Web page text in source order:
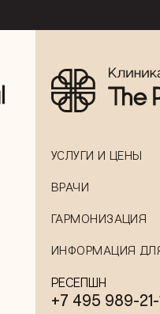
УСЛУГИ И ЦЕНЫ
ВРАЧИ
ГАРМОНИЗАЦИЯ
ИНФОРМАЦИЯ
РЕСЕПШН
+7 495 989-21-